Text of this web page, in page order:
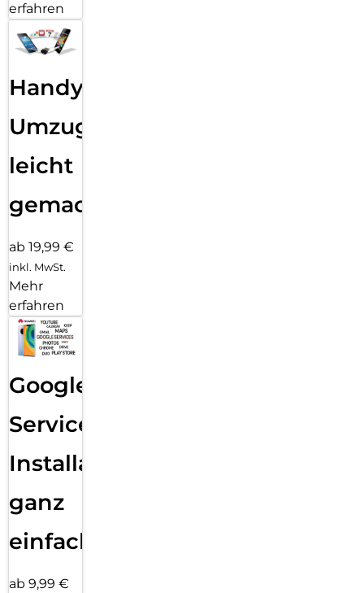
erfahren
Handy
Umzug
leicht
gemacht!
ab 19,99 €
inkl. MwSt.
Mehr
erfahren
Google
Services
Installation
ganz
einfach
ab 9,99 €